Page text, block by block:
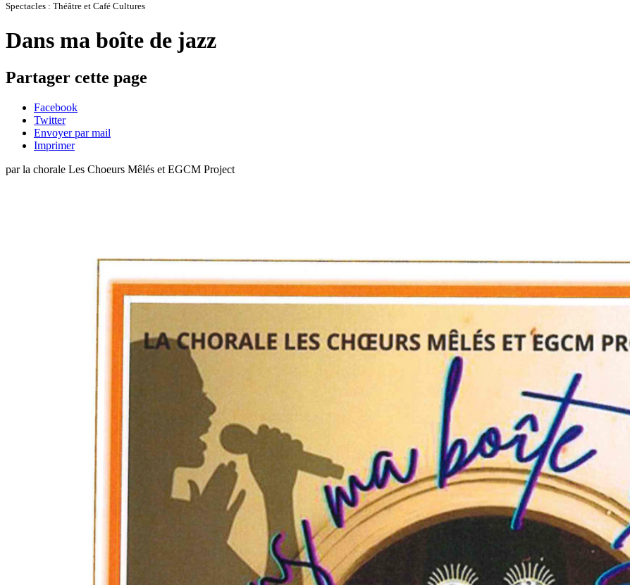
Spectacles : Théâtre et Café Cultures
Dans ma boîte de jazz
Partager cette page
Facebook
Twitter
Envoyer par mail
Imprimer
par la chorale Les Choeurs Mêlés et EGCM Project